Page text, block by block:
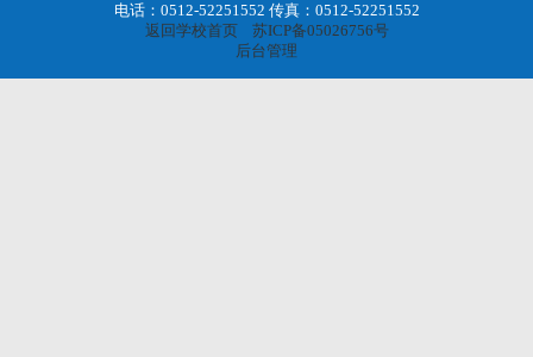
电话：0512-52251552 传真：0512-52251552
返回学校首页
苏ICP备05026756号
后台管理